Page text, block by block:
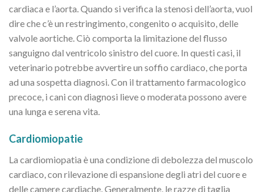
cardiaca e l’aorta. Quando si verifica la stenosi dell’aorta, vuol
dire che c’è un restringimento, congenito o acquisito, delle
valvole aortiche. Ciò comporta la limitazione del flusso
sanguigno dal ventricolo sinistro del cuore. In questi casi, il
veterinario potrebbe avvertire un soffio cardiaco, che porta
ad una sospetta diagnosi. Con il trattamento farmacologico
precoce, i cani con diagnosi lieve o moderata possono avere
una lunga e serena vita.
Cardiomiopatie
La cardiomiopatia è una condizione di debolezza del muscolo
cardiaco, con rilevazione di espansione degli atri del cuore e
delle camere cardiache. Generalmente, le razze di taglia